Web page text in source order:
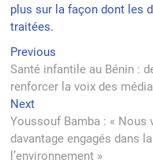
plus sur la façon dont les
traitées.
Navigation
de
l’article
Previous
post:
Santé infantile au Bénin :
renforcer la voix des
NextNext
post:
Youssouf Bamba : «
davantage engagés dans
l’environnement »